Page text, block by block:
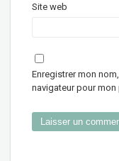
Site web
Enregistrer mon
navigateur pour mon